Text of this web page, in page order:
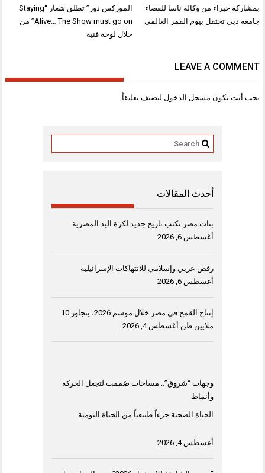
تصفّح
المقالات
الموركس دور” تطلق شعار “Staying
Alive… The Show must go on” من
خلال لوحة فنية
بمشاركة خبراء من وكالة ناسا للفضاء
جامعة دبي تحتفل بيوم القمر العالمي
LEAVE A COMMENT
يجب أنت تكون مسجل الدخول لتضيف تعليقاً.
أحدث المقالات
بنات مصر تكتب تاريخ جديد لكرة اليد المصرية
أغسطس 6, 2026
رفض عربي وإسلامي للانتهاكات الإسرائيلية
أغسطس 6, 2026
إنتاج القمح في مصر خلال موسم 2026، يتجاوز 10
ملايين طن أغسطس 4, 2026
وجهات “شروق”.. مساحات صُممت لتجعل الحركة
وأنماط
الحياة الصحية جزءاً طبيعياً من الحياة اليومية
أغسطس 4, 2026